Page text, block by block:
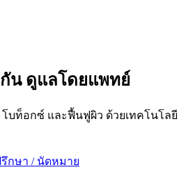
น ดูแลโดยแพทย์
บท็อกซ์ และฟื้นฟูผิว ด้วยเทคโนโลยี
กษา / นัดหมาย